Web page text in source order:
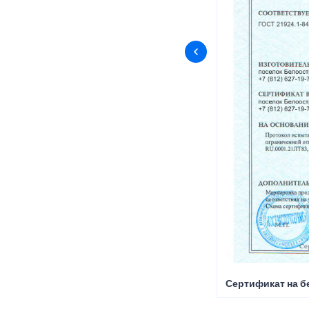
Сертификат на